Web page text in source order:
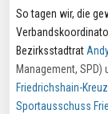
So tagen wir, die
Bezirksstadtrat
Management, SPD)
Friedrichshain-
Sportausschuss